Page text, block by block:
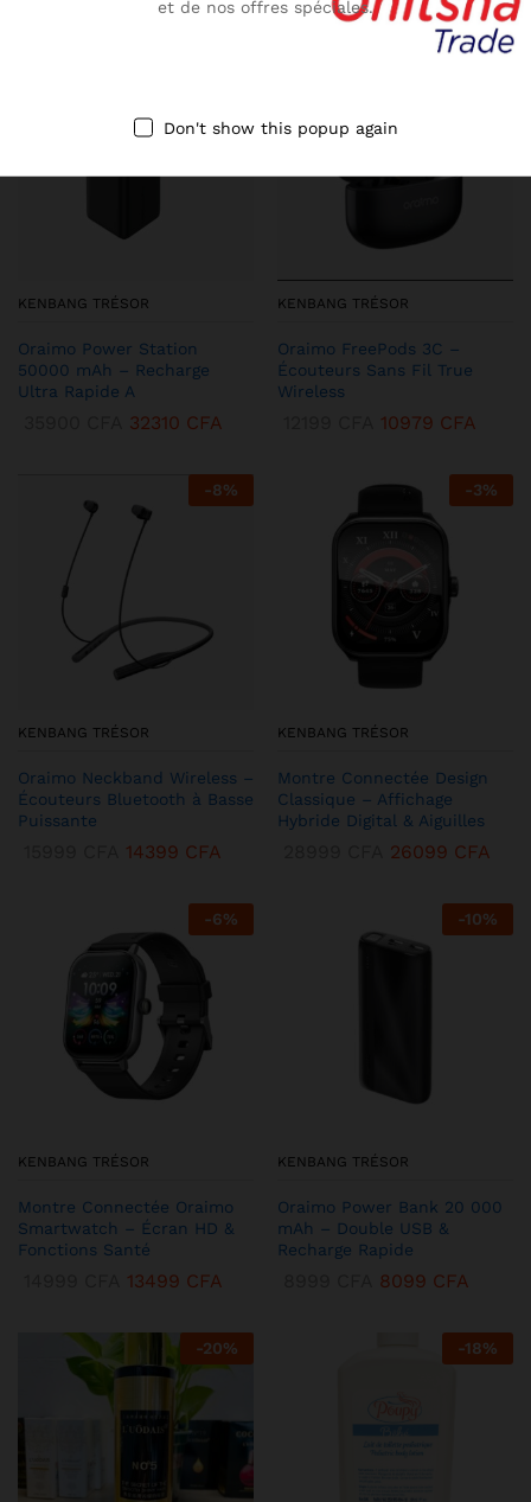
KENBANG TRÉSOR
Oraimo Power Station
50000 mAh – Recharge
Ultra Rapide A
32310 CFA
- %
KENBANG TRÉSOR
Oraimo FreePods 3C –
Écouteurs Sans Fil True
Wireless
10979 CFA
-8%
KENBANG TRÉSOR
Oraimo Neckband Wireless –
Écouteurs Bluetooth à Basse
Puissante
14399 CFA
-3%
KENBANG TRÉSOR
Montre Connectée Design
Classique – Affichage
Hybride Digital & Aiguilles
26099 CFA
-6%
KENBANG TRÉSOR
Montre Connectée Oraimo
Smartwatch – Écran HD &
Fonctions Santé
13499 CFA
-10%
KENBANG TRÉSOR
Oraimo Power Bank 20 000
mAh – Double USB &
Recharge Rapide
8099 CFA
-20% -18%
et de nos offres spéciales.
Don't show this popup again